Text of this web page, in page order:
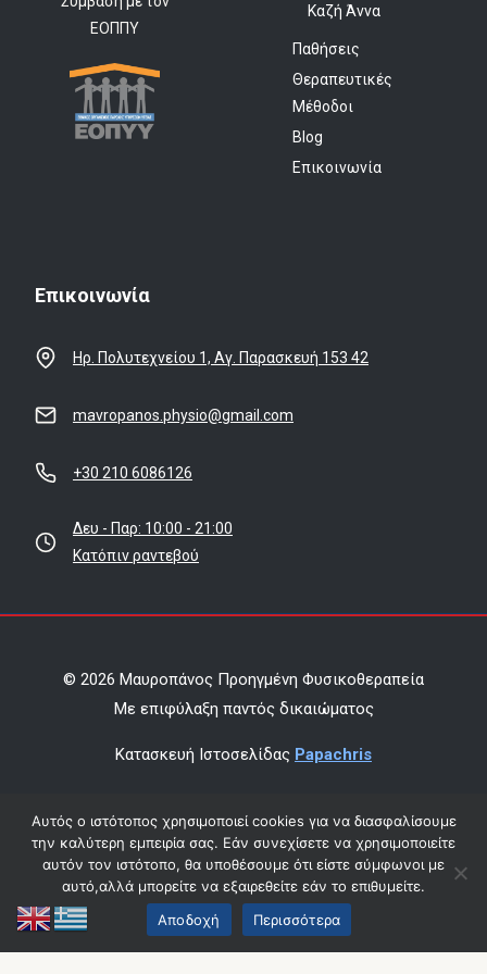
ΕΟΠΠΥ
Καζή Άννα
Παθήσεις
Θεραπευτικές
Μέθοδοι
Blog
Επικοινωνία
Επικοινωνία
Ηρ. Πολυτεχνείου 1, Αγ. Παρασκευή 153 42
mavropanos.physio@gmail.com
+30 210 6086126
Δευ - Παρ: 10:00 - 21:00
Κατόπιν ραντεβού
© 2026 Μαυροπάνος Προηγμένη Φυσικοθεραπεία
Mε επιφύλαξη παντός δικαιώματος
Κατασκευή Ιστοσελίδας Papachris
Οικονομικά Στοιχεία
Αυτός ο ιστότοπος χρησιμοποιεί cookies για να διασφαλίσουμε
την καλύτερη εμπειρία σας. Εάν συνεχίσετε να χρησιμοποιείτε
αυτόν τον ιστότοπο, θα υποθέσουμε ότι είστε σύμφωνοι με
αυτό,αλλά μπορείτε να εξαιρεθείτε εάν το επιθυμείτε.
Αποδοχή
Περισσότερα